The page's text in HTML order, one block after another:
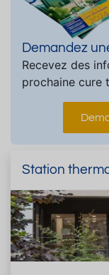
Demandez
Recevez des
prochaine cure
Station